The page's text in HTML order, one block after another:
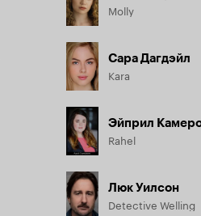
Molly
Сара Дагдэйл
Kara
Эйприл
Rahel
Люк Уилсон
Detective Welling